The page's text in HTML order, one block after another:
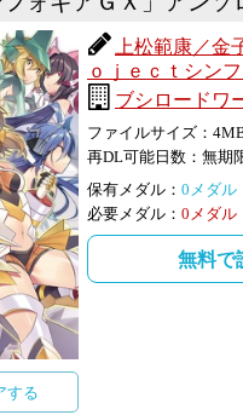
する
上松範康／金
ｏｊｅｃｔシン
ブシロードワ
ファイルサイズ： 4
再DL可能日数： 無期
保有メダル： 0 メダル
必要メダル： 0 メダル
無料で